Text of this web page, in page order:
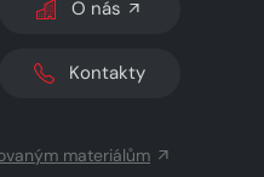
O nás
Kontakty
materiálům